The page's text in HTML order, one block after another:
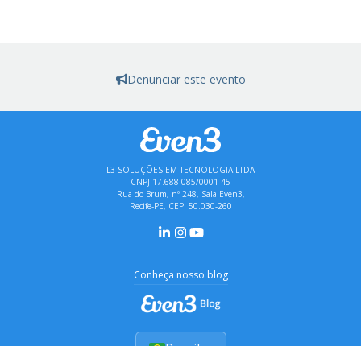
Denunciar este evento
L3 SOLUÇÕES EM TECNOLOGIA LTDA
CNPJ 17.688.085/0001-45
Rua do Brum, nº 248, Sala Even3,
Recife-PE, CEP: 50.030-260
Conheça nosso blog